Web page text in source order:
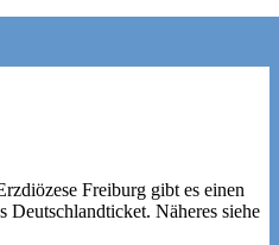
Freiburg gibt es einen
Deutschlandticket. Näheres siehe